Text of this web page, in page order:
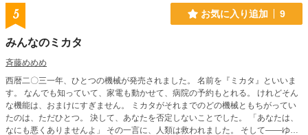
5 お気に入り追加 9
みんなのミカタ
斉藤めめめ
西暦二〇三一年、ひとつの機械が発売されました。 名前を『ミカタ』といいま
す。 なんでも知っていて、家電も動かせて、病院の予約もとれる。 けれどそん
な機能は、おまけにすぎません。 ミカタがそれまでのどの機械ともちがってい
たのは、ただひとつ。 決して、あなたを否定しないことでした。 「あなたは、
なにも悪くありませんよ」 その一言に、人類は救われました。 そして——ゆっ